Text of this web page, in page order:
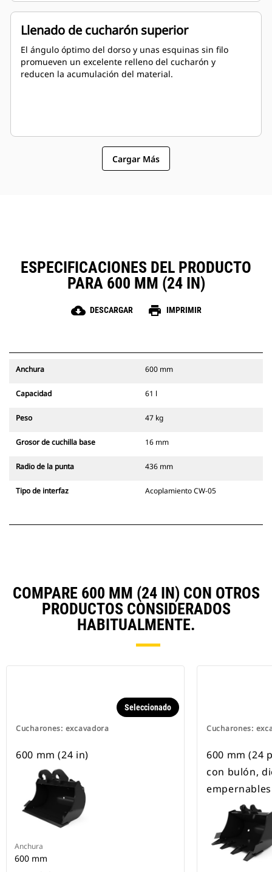
Llenado de cucharón superior
El ángulo óptimo del dorso y unas esquinas sin filo
promueven un excelente relleno del cucharón y
reducen la acumulación del material.
Cargar Más
ESPECIFICACIONES DEL PRODUCTO
PARA 600 MM (24 IN)
cloud_download DESCARGAR print IMPRIMIR
Anchura 600 mm
Capacidad 61 l
Peso 47 kg
Grosor de cuchilla base 16 mm
Radio de la punta 436 mm
Tipo de interfaz Acoplamiento CW-05
COMPARE 600 MM (24 IN) CON OTROS
PRODUCTOS CONSIDERADOS
HABITUALMENTE.
Cucharones: excavadora
Seleccionado
600 mm (24 in)
Anchura
600 mm
Cucharones:
600 mm (24
con bulón,
empernables